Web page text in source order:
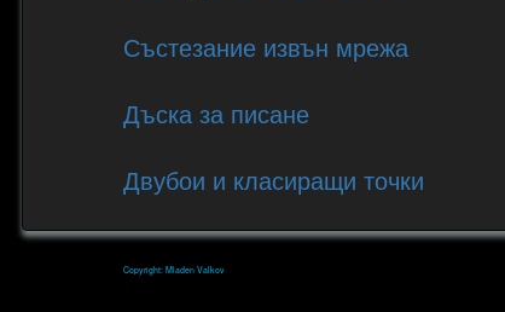
Състезание извън мрежа
Дъска за писане
Двубои и класиращи точки
Copyright: Mladen Valkov